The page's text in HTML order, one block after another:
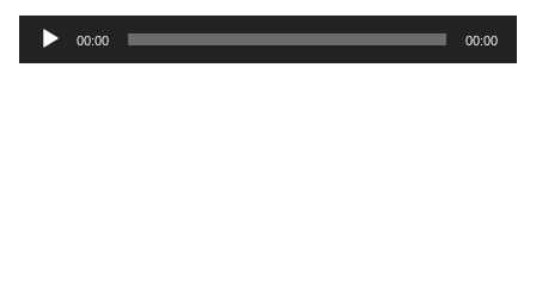
声
00:00 00:00